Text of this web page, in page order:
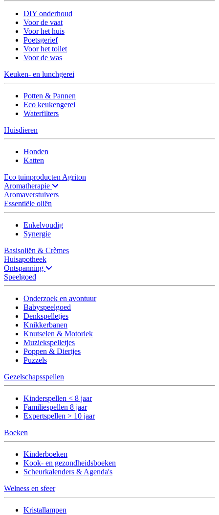
DIY onderhoud
Voor de vaat
Voor het huis
Poetsgerief
Voor het toilet
Voor de was
Keuken- en lunchgerei
Potten & Pannen
Eco keukengerei
Waterfilters
Huisdieren
Honden
Katten
Eco tuinproducten Agriton
Aromatherapie
Aromaverstuivers
Essentiële oliën
Enkelvoudig
Synergie
Basisoliën & Crèmes
Huisapotheek
Ontspanning
Speelgoed
Onderzoek en avontuur
Babyspeelgoed
Denkspelletjes
Knikkerbanen
Knutselen & Motoriek
Muziekspelletjes
Poppen & Diertjes
Puzzels
Gezelschapsspellen
Kinderspellen < 8 jaar
Familiespellen 8 jaar
Expertspellen > 10 jaar
Boeken
Kinderboeken
Kook- en gezondheidsboeken
Scheurkalenders & Agenda's
Welness en sfeer
Kristallampen